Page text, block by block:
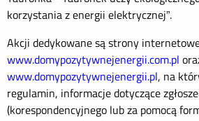
korzystania z energii elektrycznej”.
Akcji dedykowane są strony
www.domypozytywnejenergii.com.pl
www.domypozytywnejenergii.pl, na
regulamin, informacje dotyczące
(korespondencyjnego lub za pomocą